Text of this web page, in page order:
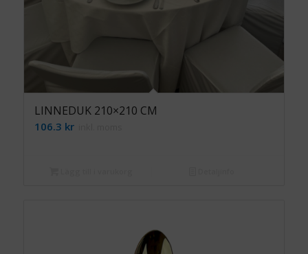
LINNEDUK 210×210 CM
106.3 krinkl. moms